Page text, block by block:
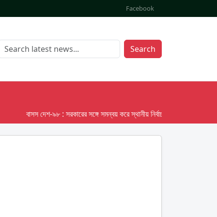
Facebook
Search
বাসস দেশ-৯৮ : সরকারের সঙ্গে সমন্বয় করে স্থানীয় নির্বাচনের তফসিল দেবে ইসি;